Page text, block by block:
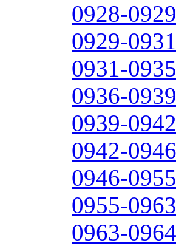
0928-
0929-
0931-
0936-
0939-
0942-
0946-
0955-
0963-